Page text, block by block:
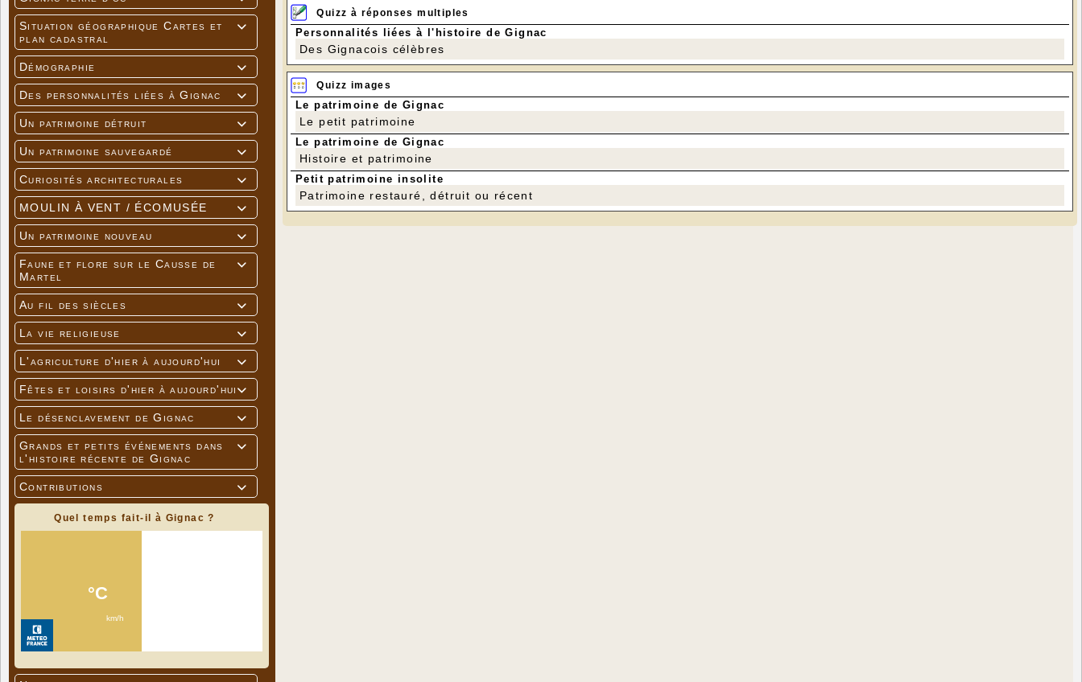

Situation géographique Cartes et
plan cadastral

Démographie

Des personnalités liées à Gignac

Un patrimoine détruit

Un patrimoine sauvegardé

Curiosités architecturales

MOULIN À VENT / ÉCOMUSÉE

Un patrimoine nouveau

Faune et flore sur le Causse de
Martel

Au fil des siècles

La vie religieuse

L'agriculture d'hier à aujourd'hui

Fêtes et loisirs d'hier à aujourd'hui

Le désenclavement de Gignac

Grands et petits événements dans
l'histoire récente de Gignac

Contributions
Quel temps fait-il à Gignac ?
Quizz à réponses multiples
Personnalités liées à l'histoire de Gignac
Des Gignacois célèbres
Quizz images
Le patrimoine de Gignac
Le petit patrimoine
Le patrimoine de Gignac
Histoire et patrimoine
Petit patrimoine insolite
Patrimoine restauré, détruit ou récent